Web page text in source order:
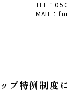
TEL：
MAIL：
プ特例制度